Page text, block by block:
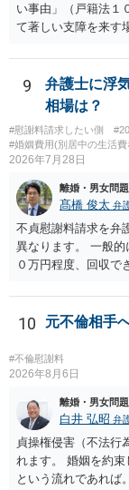
い事由」（戸籍法１
て著しい支障を来す
支障」の具体的判断
いのかが審理判断
9
弁護士に浮
相場は？
#慰謝料請求したい側
#婚姻費用(別居中の生活費
2026年7月28日
離婚・男女問
髙橋 俊太 弁
不貞慰謝料請求を弁
異なります。 一般的
０万円程度、回収で
には、追加着手金や
も、証拠が十分にあ
額、離婚の有無、
変わり得ます。依頼
できなかった場合の
通しを過度に楽観的
か、連絡方法（メー
ど）や対応スピード
しましても、弁護士
手方の関係、相手方
10 元不倫相手
#不倫慰謝料
2026年8月6日
離婚・男女問
白井 弘昭 弁
貞操権侵害（不法行
れます。 婚姻を約束
という流れであれば